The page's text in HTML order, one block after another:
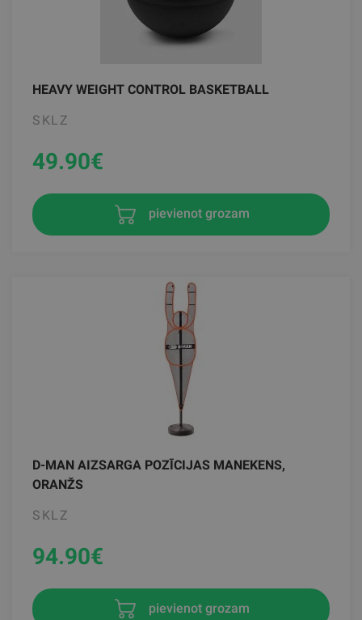
HEAVY WEIGHT CONTROL BASKETBALL
SKLZ
49.90€
pievienot grozam
D-MAN AIZSARGA POZĪCIJAS MANEKENS,
ORANŽS
SKLZ
94.90€
pievienot grozam